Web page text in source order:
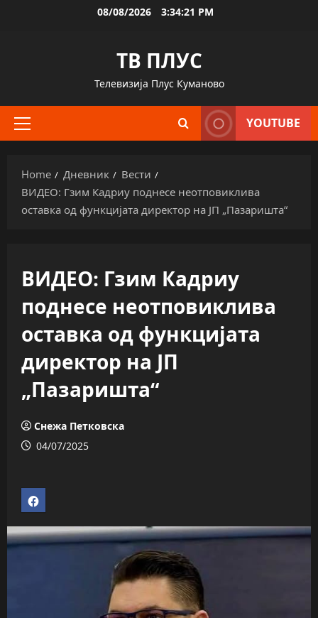
08/08/2026 3:34:21 PM
ТВ ПЛУС
Телевизија Плус Куманово
Primary
YOUTUBE
Home Дневник
Вести
ВИДЕО: Гзим Кадриу поднесе неотповиклива
оставка од функцијата директор на ЈП „Пазаришта“
ВИДЕО: Гзим Кадриу
поднесе неотповиклива
оставка од функцијата
директор на ЈП
„Пазаришта“
Снежа Петковска
04/07/2025